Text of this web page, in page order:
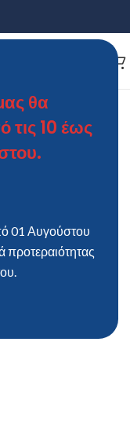
θα
τις 10 έως
01 Αυγούστου
προτεραιότητας
2019